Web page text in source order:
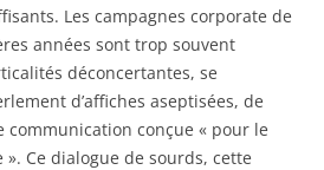
Les campagnes corporate de
années sont trop souvent
déconcertantes, se
d’affiches aseptisées, de
communication conçue « pour le
Ce dialogue de sourds, cette